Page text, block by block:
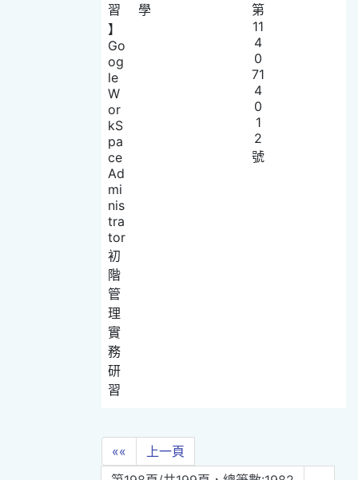
習
】
Go
og
le
W
or
kS
pa
ce
Ad
mi
nis
tra
tor
初
階
管
理
實
務
研
習
學
第
11
4
0
71
4
0
1
2
號
««
上一頁